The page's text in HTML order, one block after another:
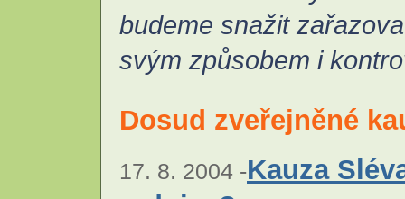
budeme snažit
svým způsobem i
Dosud zveřejněné
17. 8. 2004 -Kauza